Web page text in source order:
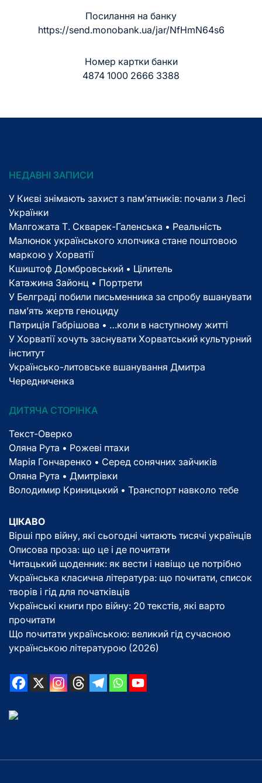
Посилання на банку
https://send.monobank.ua/jar/NfHmN64s6
Номер картки банки
4874 1000 2666 3388
НЕДАВНІ ЗАПИСИ
У Києві знімають захист з пам’ятників: почали з Лесі
Українки
Малгожата Т. Скварек-Галенська • Реальність
Малюнок українського хлопчика стане поштовою
маркою у Хорватії
Кшиштоф Домбровський • Цілитель
Катажина Зайонц • Портрети
У Белграді побили письменника за спробу вшанувати
пам’ять жертв геноциду
Патриція Габрішова • …коли в наступному житті
У Хорватії хочуть заснувати Хорватський культурний
інститут
Українсько-литовське вшанування Дмитра
Чередниченка
ДИТЯЧА СТОРІНКА
Текст-Оверко
Оляна Рута • Рожеві птахи
Марія Гончаренко • Серед сонячних зайчиків
Оляна Рута • Дмитрівки
Володимир Криницький • Транспорт навколо тебе
ЦІКАВО
Вірші про війну, які сьогодні читають тисячі українців
Описова проза: що це і де почитати
Читацький щоденник: як вести і навіщо це потрібно
Українська класична література: що почитати, список
творів і гід для початківців
Українські книги про війну: 20 текстів, які варто
прочитати
Що почитати українською: великий гід сучасною
українською літературою (2026)